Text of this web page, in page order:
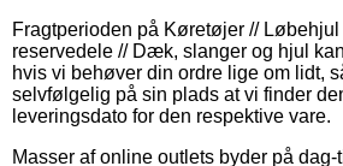
Fragtperioden på Køretøjer //
reservedele // Dæk, slanger og hjul
hvis vi behøver din ordre lige om lidt,
selvfølgelig på sin plads at vi finder
leveringsdato for den respektive vare.
Masser af online outlets byder på